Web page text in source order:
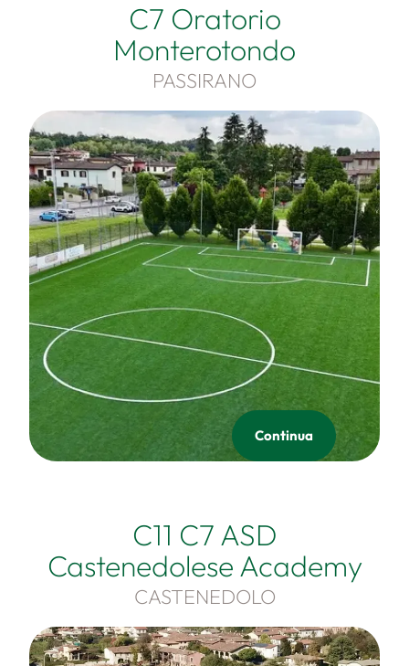
C7 Oratorio
Monterotondo
PASSIRANO
Continua
C11 C7 ASD
Castenedolese Academy
CASTENEDOLO